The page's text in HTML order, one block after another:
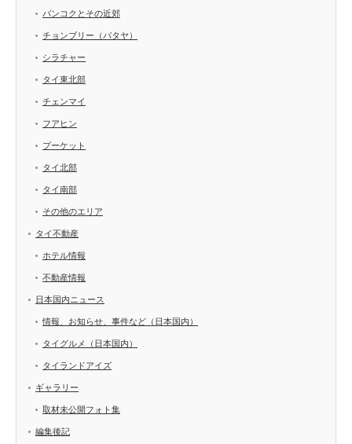
バンコクとその近郊
チョンブリー（パタヤ）
シラチャー
タイ東北部
チェンマイ
フアヒン
プーケット
タイ北部
タイ南部
その他のエリア
タイ不動産
ホテル情報
不動産情報
日本国内ニュース
情報、お知らせ、事件など（日本国内）
タイグルメ（日本国内）
タイランドアイズ
ギャラリー
取材未公開フォト集
編集後記